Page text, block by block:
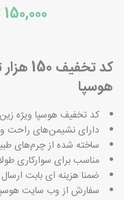
150,000 تومان
کد
هوسپا
کد تخفیف هوسپا ویژه
دارای نشیمن‌های راحت و
ساخته شده از چرم‌های
مناسب برای سوارکاری
ضمنا هزینه ای بابت
سفارش از وب سایت